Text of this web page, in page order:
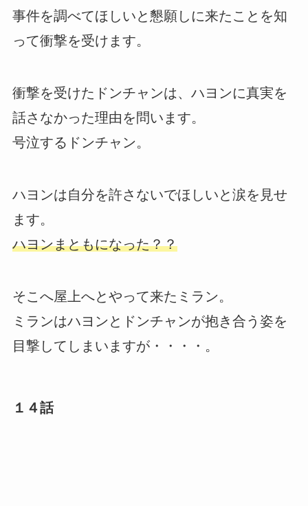
事件を調べてほしいと懇願しに来たことを知
って衝撃を受けます。
衝撃を受けたドンチャンは、ハヨンに真実を
話さなかった理由を問います。
号泣するドンチャン。
ハヨンは自分を許さないでほしいと涙を見せ
ます。
ハヨンまともになった？？
そこへ屋上へとやって来たミラン。
ミランはハヨンとドンチャンが抱き合う姿を
目撃してしまいますが・・・・。
１４話